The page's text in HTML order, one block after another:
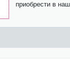
приобрести в